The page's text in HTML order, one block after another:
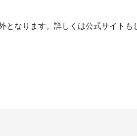
となります。詳しくは公式サイトも